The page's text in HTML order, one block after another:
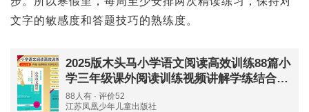
文字的敏感度和答题技巧的熟练度。
2025版木头马小学语文阅读高效训练88篇小
学三年级课外阅读训练视频讲解学练结合含
阅读理解答题技巧答案解析
88人有 · 评价52
江苏凤凰少年儿童出版社